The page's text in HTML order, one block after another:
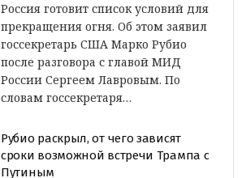
Россия готовит список условий для
прекращения огня. Об этом заявил
госсекретарь США Марко Рубио
после разговора с главой МИД
России Сергеем Лавровым. По
словам госсекретаря…
Рубио раскрыл, от чего зависят
сроки возможной встречи Трампа с
Путиным